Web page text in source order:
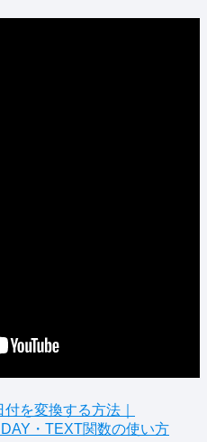
を変換する方法｜
・TEXT関数の使い方